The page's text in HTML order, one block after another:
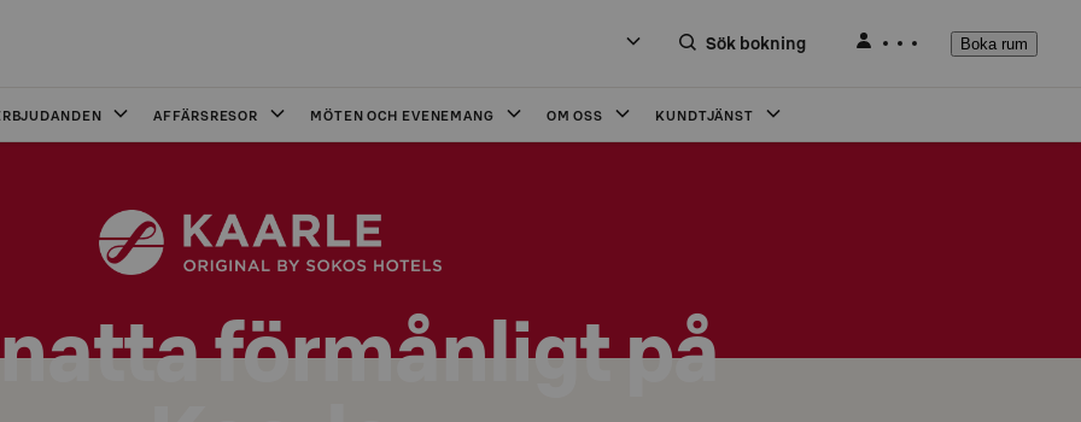
Sök bokning Boka rum
AFFÄRSRESOR MÖTEN OCH EVENEMANG OM OSS KUNDTJÄNST
förmånligt på